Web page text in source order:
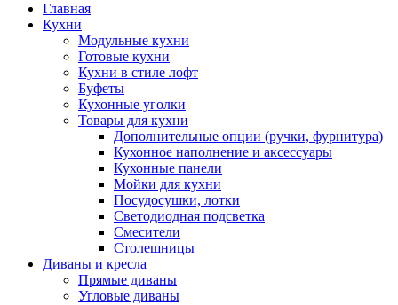
Главная
Кухни
Модульные кухни
Готовые кухни
Кухни в стиле лофт
Буфеты
Кухонные уголки
Товары для кухни
Дополнительные опции (ручки, фурнитура)
Кухонное наполнение и аксессуары
Кухонные панели
Мойки для кухни
Посудосушки, лотки
Светодиодная подсветка
Смесители
Столешницы
Диваны и кресла
Прямые диваны
Угловые диваны